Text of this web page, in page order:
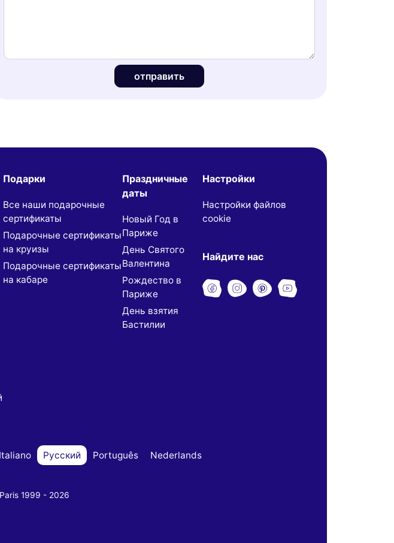
отправить
Подарки
Все наши подарочные
сертификаты
Подарочные сертификаты
на круизы
Подарочные сертификаты
на кабаре
Праздничные
даты
Новый Год в
Париже
День Святого
Валентина
Рождество в
Париже
День взятия
Бастилии
Настройки
Настройки файлов
cookie
Найдите нас
Italiano Русский Português Nederlands
1999 - 2026